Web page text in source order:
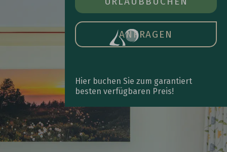
DAS
ANFRAGEN
Hier buchen Sie zum garantiert
besten verfügbaren Preis!